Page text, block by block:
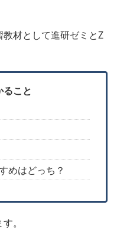
材として進研ゼミとZ
ること
めはどっち？
。